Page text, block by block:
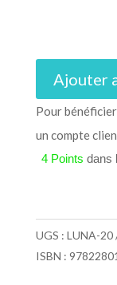
Ajouter
Pour
un compte
4 Points dans
UGS : LUNA-20
ISBN :